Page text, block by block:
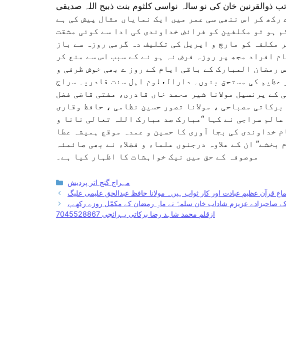
ذوالقرنین خان کی نو سالہ نواسی کلثوم بنت ذبیح اللہ صدیقی
اٹھائیس روزے رکھ کر اس ننھی سی عمر میں ایک نمایاں مثال پیش کی ہے
ہو تو مکلفین کو فرائض خداوندی کی ادا سے کوئی مشقت
مکلفہ کو مارچ و اپریل کی تکلیف دہ گرمی روزہ سے باز
افراد مجھ پر روزہ فرض نہ ہو نے کے سبب اس سے منع کر
رمضان المبارک کے باقی ایام کے روز ے بھی خوش ظرفی و
عظیم کی مستحق بنوں۔ دارالعلوم اہل سنت قادریہ سراج
کے پرنسپل مولانا شیر محمد خاں قادری، مفتی قاضی فضل
مصباحی ، مولانا تصور حسین نظامی ، حافظ وقاری
سراجی نے کہا “مبارک صد مبارک اللہ تعالی نانا و
خداوندی کی بجا آوری کا حسین و عمدہ موقع ہمیشہ عطا
ان کے علاوہ درجنوں علماء و فضلاء نے بھی صائمئہ
موصوفہ کے حق میں نیک خواہشات کا اظہار کیا ہے۔
Categories
مہراج گنج اتر پردیش
قرآن عظیم عبادت اور کار ثواب ہیں۔ مولانا حافظ عبدالحق علیمی علیگ
صاحبزادے عزیزم شاداب خان سلمہٗ نے ماہِ رمضان کے مکمّل روزے رکھے,،
ازقلم محمد شاہد رضا برکاتی بہرائچی 7045528867